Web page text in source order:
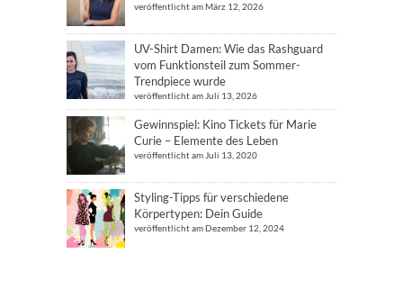
veröffentlicht am März 12, 2026
UV-Shirt Damen: Wie das Rashguard
vom Funktionsteil zum Sommer-
Trendpiece wurde
veröffentlicht am Juli 13, 2026
Gewinnspiel: Kino Tickets für Marie
Curie – Elemente des Leben
veröffentlicht am Juli 13, 2020
Styling-Tipps für verschiedene
Körpertypen: Dein Guide
veröffentlicht am Dezember 12, 2024